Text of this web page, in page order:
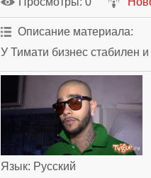
Описание материала:
У Тимати бизнес стабилен
Язык: Русский